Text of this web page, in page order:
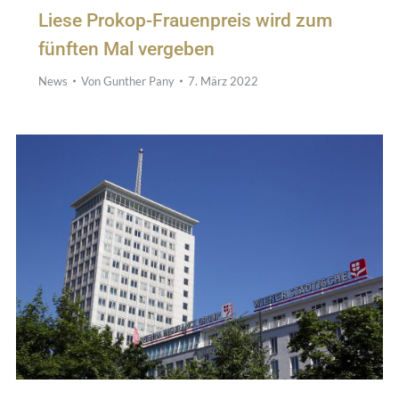
Liese Prokop-Frauenpreis wird zum
fünften Mal vergeben
News VonGunther Pany 7. März 2022